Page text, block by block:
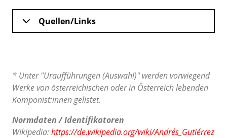
Quellen/Links
* Unter "Uraufführungen (Auswahl)" werden vorwiegend
Werke von österreichischen oder in Österreich lebenden
Komponist:innen gelistet.
Normdaten / Identifikatoren
Wikipedia:https://de.wikipedia.org/wiki/Andrés_Gutiérrez